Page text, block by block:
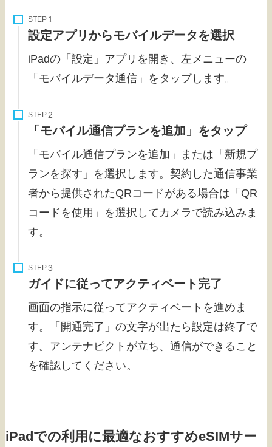
STEP
設定アプリからモバイルデータを選択
iPadの「設定」アプリを開き、左メニューの
「モバイルデータ通信」をタップします。
STEP
「モバイル通信プランを追加」をタップ
「モバイル通信プランを追加」または「新規プ
ランを探す」を選択します。契約した通信事業
者から提供されたQRコードがある場合は「QR
コードを使用」を選択してカメラで読み込みま
す。
STEP
ガイドに従ってアクティベート完了
画面の指示に従ってアクティベートを進めま
す。「開通完了」の文字が出たら設定は終了で
す。アンテナピクトが立ち、通信ができること
を確認してください。
iPadでの利用に最適なおすすめeSIMサー